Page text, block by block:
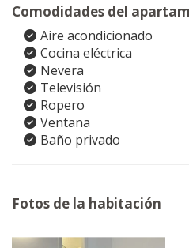
Comodidades del
Aire acondicionado
Cocina eléctrica
Nevera
Televisión
Ropero
Ventana
Baño privado
Fotos de la habitación